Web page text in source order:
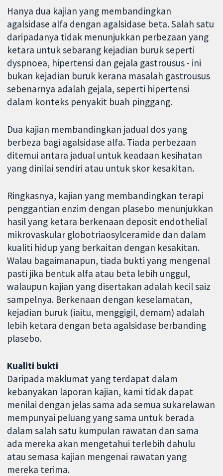
Hanya dua kajian yang membandingkan
agalsidase alfa dengan agalsidase beta. Salah satu
daripadanya tidak menunjukkan perbezaan yang
ketara untuk sebarang kejadian buruk seperti
dyspnoea, hipertensi dan gejala gastrousus - ini
bukan kejadian buruk kerana masalah gastrousus
sebenarnya adalah gejala, seperti hipertensi
dalam konteks penyakit buah pinggang.
Dua kajian membandingkan jadual dos yang
berbeza bagi agalsidase alfa. Tiada perbezaan
ditemui antara jadual untuk keadaan kesihatan
yang dinilai sendiri atau untuk skor kesakitan.
Ringkasnya, kajian yang membandingkan terapi
penggantian enzim dengan plasebo menunjukkan
hasil yang ketara berkenaan deposit endothelial
mikrovaskular globotriaosylceramide dan dalam
kualiti hidup yang berkaitan dengan kesakitan.
Walau bagaimanapun, tiada bukti yang mengenal
pasti jika bentuk alfa atau beta lebih unggul,
walaupun kajian yang disertakan adalah kecil saiz
sampelnya. Berkenaan dengan keselamatan,
kejadian buruk (iaitu, menggigil, demam) adalah
lebih ketara dengan beta agalsidase berbanding
plasebo.
Kualiti bukti
Daripada maklumat yang terdapat dalam
kebanyakan laporan kajian, kami tidak dapat
menilai dengan jelas sama ada semua sukarelawan
mempunyai peluang yang sama untuk berada
dalam salah satu kumpulan rawatan dan sama
ada mereka akan mengetahui terlebih dahulu
atau semasa kajian mengenai rawatan yang
mereka terima.